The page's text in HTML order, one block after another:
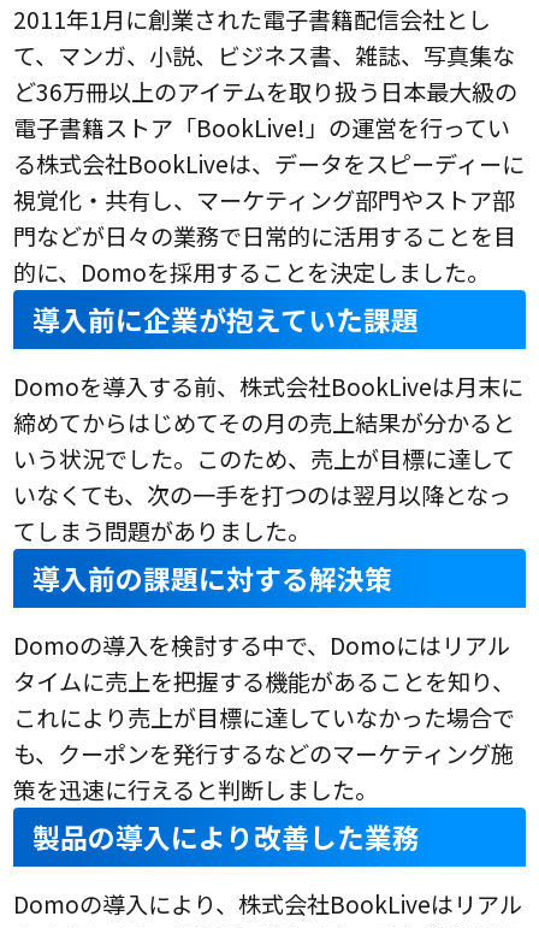
2011年1月に創業された電子書籍配信会社とし
て、マンガ、小説、ビジネス書、雑誌、写真集な
ど36万冊以上のアイテムを取り扱う日本最大級の
電子書籍ストア「BookLive!」の運営を行ってい
る株式会社BookLiveは、データをスピーディーに
視覚化・共有し、マーケティング部門やストア部
門などが日々の業務で日常的に活用することを目
的に、Domoを採用することを決定しました。
導入前に企業が抱えていた課題
Domoを導入する前、株式会社BookLiveは月末に
締めてからはじめてその月の売上結果が分かると
いう状況でした。このため、売上が目標に達して
いなくても、次の一手を打つのは翌月以降となっ
てしまう問題がありました。
導入前の課題に対する解決策
Domoの導入を検討する中で、Domoにはリアル
タイムに売上を把握する機能があることを知り、
これにより売上が目標に達していなかった場合で
も、クーポンを発行するなどのマーケティング施
策を迅速に行えると判断しました。
製品の導入により改善した業務
Domoの導入により、株式会社BookLiveはリアル